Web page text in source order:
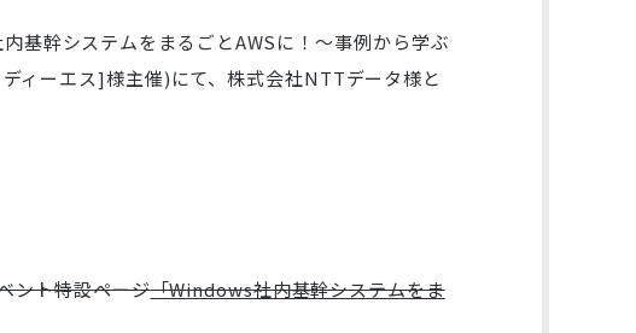
基幹システムをまるごとAWSに！～事例から学ぶ
ィーエス]様主催)にて、株式会社NTTデータ様と
ント特設ページ「Windows社内基幹システムをま